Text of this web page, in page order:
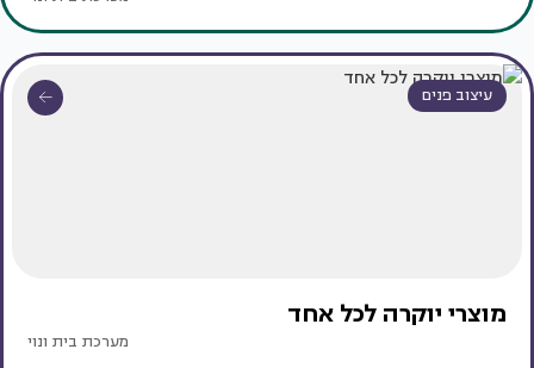
עיצוב פנים
מוצרי יוקרה לכל אחד
מערכת בית ונוי